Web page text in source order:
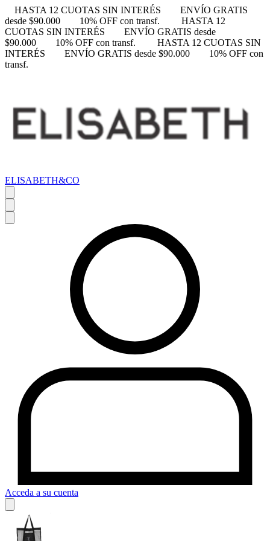
HASTA 12 CUOTAS SIN INTERÉS
ENVÍO GRATIS
desde $90.000
10% OFF con transf.
HASTA 12
CUOTAS SIN INTERÉS
ENVÍO GRATIS desde
$90.000
10% OFF con transf.
HASTA 12 CUOTAS SIN
INTERÉS
ENVÍO GRATIS desde $90.000
10% OFF con
transf.
ELISABETH&CO
Acceda a su cuenta